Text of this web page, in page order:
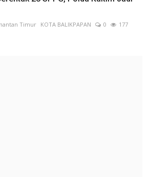
Timur KOTA BALIKPAPAN 0
177